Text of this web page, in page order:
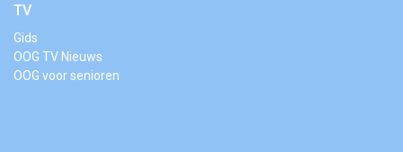
TV
Gids
OOG TV Nieuws
OOG voor senioren